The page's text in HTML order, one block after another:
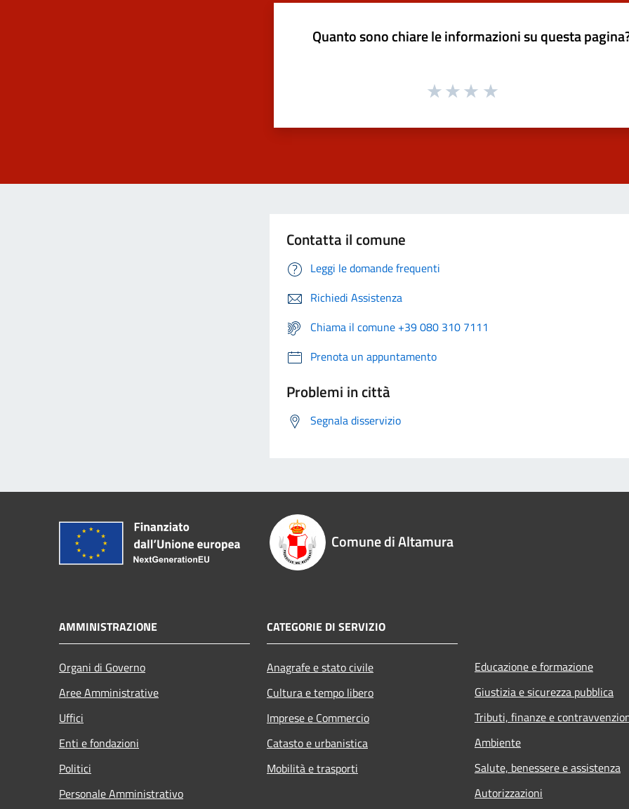
Quanto sono chiare le informazioni su questa
Contatta il comune
Leggi le domande frequenti
Richiedi Assistenza
Chiama il comune +39 080 310 7111
Prenota un appuntamento
Problemi in città
Segnala disservizio
Comune di Altamura
AMMINISTRAZIONE
Organi di Governo
Aree Amministrative
Uffici
Enti e fondazioni
Politici
Personale Amministrativo
CATEGORIE DI SERVIZIO
Anagrafe e stato civile
Cultura e tempo libero
Imprese e Commercio
Catasto e urbanistica
Mobilità e trasporti
Educazione e formazione
Giustizia e sicurezza pubblica
Tributi, finanze e
Ambiente
Salute, benessere e assistenza
Autorizzazioni